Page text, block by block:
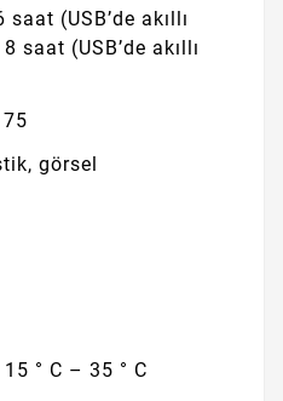
(USB’de akıllı
saat (USB’de akıllı
görsel
15 ° C – 35 ° C